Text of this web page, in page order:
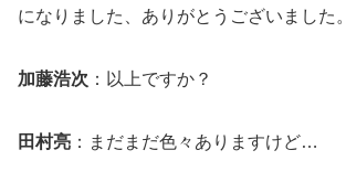
になりました、ありがとうございました。
加藤浩次 ：以上ですか？
田村亮 ：まだまだ色々ありますけど…